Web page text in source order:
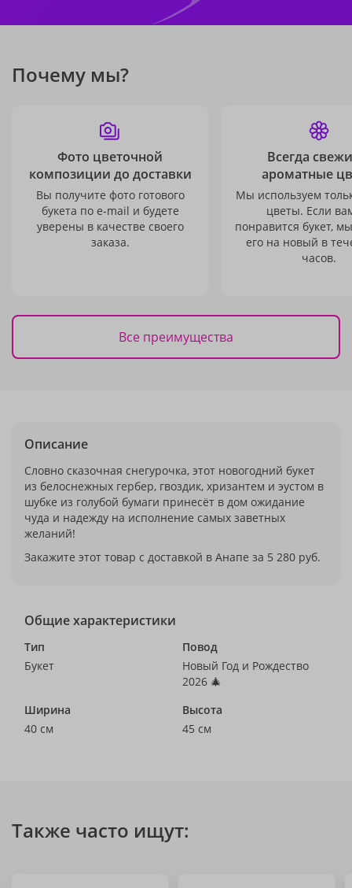
Почему мы?
Фото цветочной
композиции до доставки
Вы получите фото готового
букета по e-mail и будете
уверены в качестве своего
заказа.
Всегда
ароматные
Мы используем
цветы. Если
понравится букет,
его на новый в
часов.
Все преимущества
Описание
Словно сказочная снегурочка, этот новогодний букет
из белоснежных гербер, гвоздик, хризантем и эустом в
шубке из голубой бумаги принесёт в дом ожидание
чуда и надежду на исполнение самых заветных
желаний!
Закажите этот товар с доставкой в Анапе за 5 280 руб.
Общие характеристики
Тип
Букет
Повод
Новый Год и Рождество
2026 🎄
Ширина
40 см
Высота
45 см
Также часто ищут: